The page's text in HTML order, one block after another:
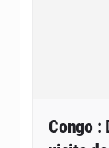
Congo :